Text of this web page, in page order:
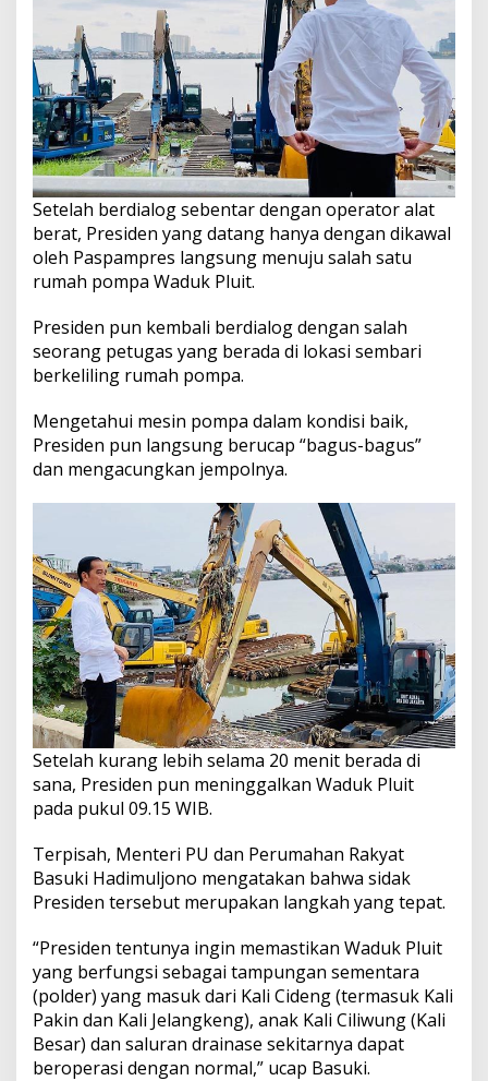
Setelah berdialog sebentar dengan operator alat
berat, Presiden yang datang hanya dengan dikawal
oleh Paspampres langsung menuju salah satu
rumah pompa Waduk Pluit.
Presiden pun kembali berdialog dengan salah
seorang petugas yang berada di lokasi sembari
berkeliling rumah pompa.
Mengetahui mesin pompa dalam kondisi baik,
Presiden pun langsung berucap “bagus-bagus”
dan mengacungkan jempolnya.
Setelah kurang lebih selama 20 menit berada di
sana, Presiden pun meninggalkan Waduk Pluit
pada pukul 09.15 WIB.
Terpisah, Menteri PU dan Perumahan Rakyat
Basuki Hadimuljono mengatakan bahwa sidak
Presiden tersebut merupakan langkah yang tepat.
“Presiden tentunya ingin memastikan Waduk Pluit
yang berfungsi sebagai tampungan sementara
(polder) yang masuk dari Kali Cideng (termasuk Kali
Pakin dan Kali Jelangkeng), anak Kali Ciliwung (Kali
Besar) dan saluran drainase sekitarnya dapat
beroperasi dengan normal,” ucap Basuki.